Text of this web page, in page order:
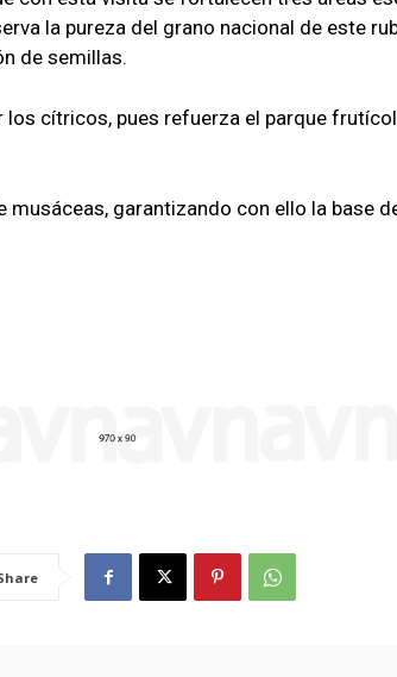
la pureza del grano nacional de este
de semillas.
cítricos, pues refuerza el parque
garantizando con ello la base